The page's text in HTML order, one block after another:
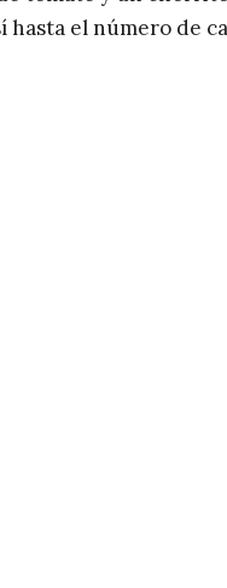
hasta el número de